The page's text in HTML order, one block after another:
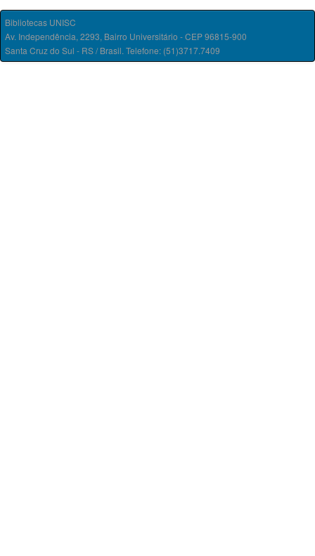
Bibliotecas UNISC
Av. Independência, 2293, Bairro Universitário - CEP 96815-900
Santa Cruz do Sul - RS / Brasil. Telefone: (51)3717.7409